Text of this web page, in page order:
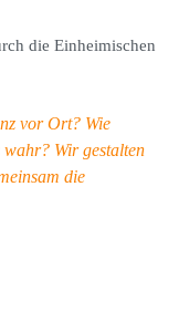
die Einheimischen
vor Ort? Wie
Wir gestalten
die